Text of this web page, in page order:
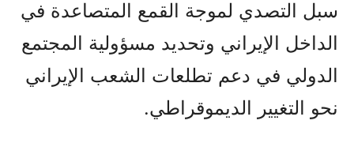
سبل التصدي لموجة القمع المتصاعدة في
الداخل الإيراني وتحديد مسؤولية المجتمع
الدولي في دعم تطلعات الشعب الإيراني
نحو التغيير الديموقراطي.